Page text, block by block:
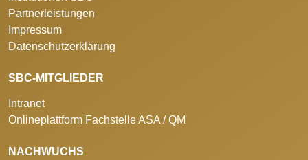
Partnerleistungen
Impressum
Datenschutzerklärung
SBC-MITGLIEDER
Intranet
Onlineplattform Fachstelle ASA / QM
NACHWUCHS